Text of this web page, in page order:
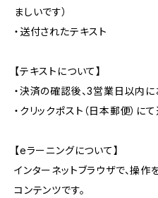
ましいです）
・送付されたテキスト
【テキストについて】
・決済の確認後、3営業日以内に
・クリックポスト（日本郵便）にて
【eラーニングについて】
インターネットブラウザで、操
コンテンツです。